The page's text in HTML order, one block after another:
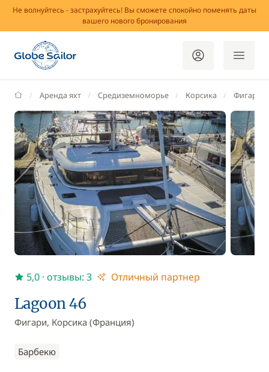
Не волнуйтесь - застрахуйтесь! Вы сможете спокойно поменять даты
вашего нового бронирования
GlobeSailor
Аренда яхт Средиземноморье Корсика Фигари
Lagoon 46
Фигари, Корсика (Франция)
Барбекю
5,0 · отзывы: 3 Отличный партнер